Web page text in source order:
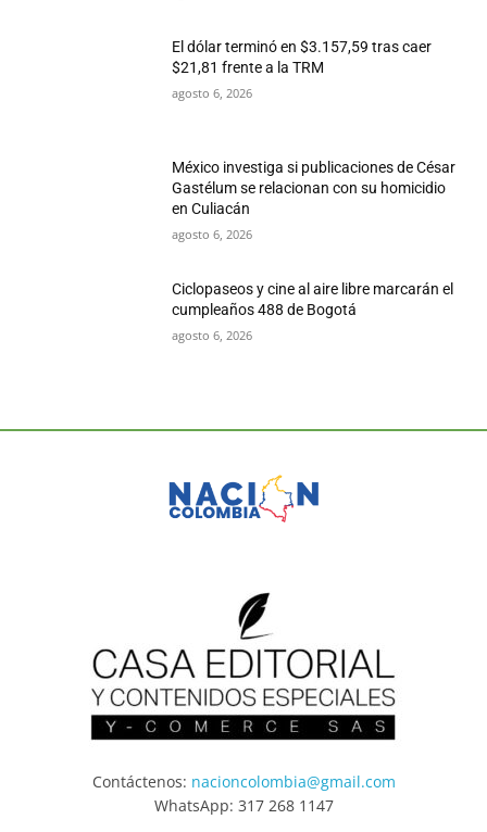
El dólar terminó en $3.157,59 tras caer
$21,81 frente a la TRM
agosto 6, 2026
México investiga si publicaciones de César
Gastélum se relacionan con su homicidio
en Culiacán
agosto 6, 2026
Ciclopaseos y cine al aire libre marcarán el
cumpleaños 488 de Bogotá
agosto 6, 2026
Contáctenos: nacioncolombia@gmail.com
WhatsApp: 317 268 1147